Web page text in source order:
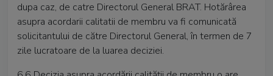
dupa caz, de catre Directorul General BRAT. Hotărârea
asupra acordarii calitatii de membru va fi comunicată
solicitantului de către Directorul General, în termen de 7
zile lucratoare de la luarea deciziei.